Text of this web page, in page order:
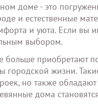
доме - это
и естественные
и уюта. Если вы
выбором.
приобретают
городской жизни.
но также
дома